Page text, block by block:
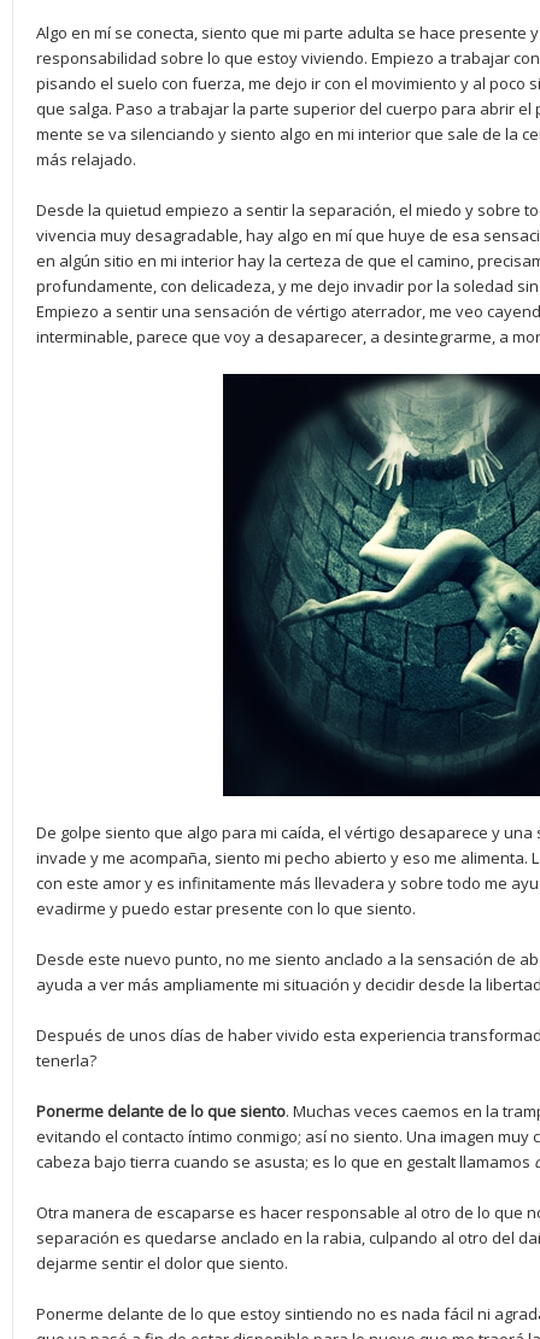
Algo en mí se conecta, siento que mi parte adulta se hace presente
responsabilidad sobre lo que estoy viviendo. Empiezo a trabajar
pisando el suelo con fuerza, me dejo ir con el movimiento y al poco
que salga. Paso a trabajar la parte superior del cuerpo para abrir el
mente se va silenciando y siento algo en mi interior que sale de la
más relajado.
Desde la quietud empiezo a sentir la separación, el miedo y sobre
vivencia muy desagradable, hay algo en mí que huye de esa
en algún sitio en mi interior hay la certeza de que el camino,
profundamente, con delicadeza, y me dejo invadir por la soledad
Empiezo a sentir una sensación de vértigo aterrador, me veo
interminable, parece que voy a desaparecer, a desintegrarme, a
De golpe siento que algo para mi caída, el vértigo desaparece y
invade y me acompaña, siento mi pecho abierto y eso me
con este amor y es infinitamente más llevadera y sobre todo me
evadirme y puedo estar presente con lo que siento.
Desde este nuevo punto, no me siento anclado a la sensación de
ayuda a ver más ampliamente mi situación y decidir desde la
Después de unos días de haber vivido esta experiencia
tenerla?
Ponerme delante de lo que siento. Muchas veces caemos en la
evitando el contacto íntimo conmigo; así no siento. Una imagen
cabeza bajo tierra cuando se asusta; es lo que en gestalt llamamos
Otra manera de escaparse es hacer responsable al otro de lo que
separación es quedarse anclado en la rabia, culpando al otro del
dejarme sentir el dolor que siento.
Ponerme delante de lo que estoy sintiendo no es nada fácil ni